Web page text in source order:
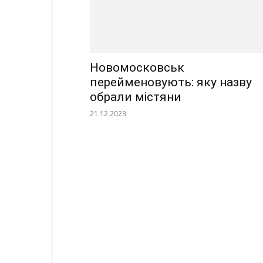
Новомосковськ
перейменовують: яку назву
обрали містяни
21.12.2023